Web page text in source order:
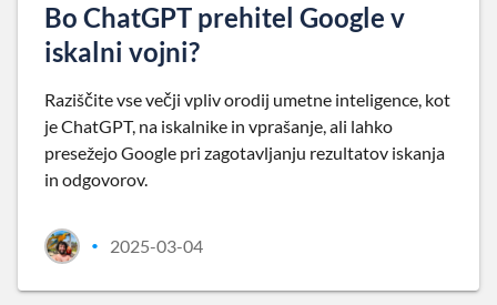
Bo ChatGPT prehitel Google v
iskalni vojni?
Raziščite vse večji vpliv orodij umetne inteligence, kot
je ChatGPT, na iskalnike in vprašanje, ali lahko
presežejo Google pri zagotavljanju rezultatov iskanja
in odgovorov.
• 2025-03-04